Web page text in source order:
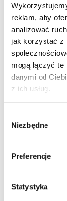
reklam, aby
analizować
jak korzystać z
mogą łączyć
danymi od
z ich usług.
zgody
Niezbędne
Preferencje
Statystyka
Imię i
Adres e-
Nazwa firmy:
Numer